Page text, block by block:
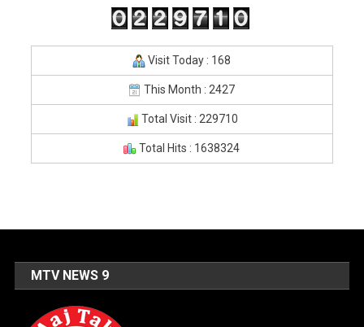
Visit Today : 168
This Month : 2427
Total Visit : 229710
Total Hits : 1638324
MTV NEWS 9